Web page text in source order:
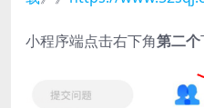
小程序端点击右下角第二个